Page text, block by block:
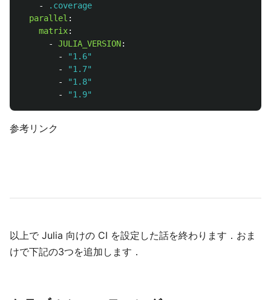
-
.coverage
parallel :
matrix:
-
JULIA_VERSION:
-
"1.6"
-
"1.7"
-
"1.8"
-
"1.9"
参考リンク
以上で Julia 向けの CI を設定した話を終わります．おま
けで下記の3つを追加します．